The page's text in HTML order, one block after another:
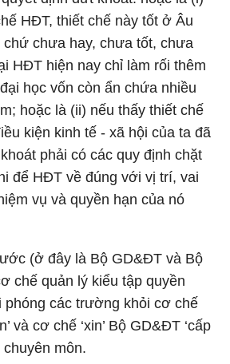
HĐT, thiết chế này tốt ở Âu
chứ chưa hay, chưa tốt, chưa
HĐT hiện nay chỉ làm rối thêm
học vốn còn ẩn chứa nhiều
hoặc là (ii) nếu thấy thiết chế
kiện kinh tế - xã hội của ta đã
phải có các quy định chặt
để HĐT về đúng với vị trí, vai
vụ và quyền hạn của nó
(ở đây là Bộ GD&ĐT và Bộ
chế quản lý kiểu tập quyền
phóng các trường khỏi cơ chế
và cơ chế ‘xin’ Bộ GD&ĐT ‘cấp
chuyên môn.